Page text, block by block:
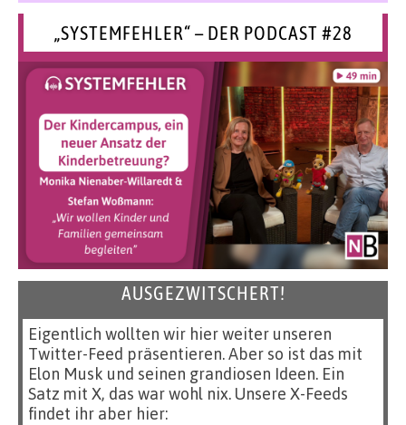
„SYSTEMFEHLER“ – DER PODCAST #28
AUSGEZWITSCHERT!
Eigentlich wollten wir hier weiter unseren
Twitter-Feed präsentieren. Aber so ist das mit
Elon Musk und seinen grandiosen Ideen. Ein
Satz mit X, das war wohl nix. Unsere X-Feeds
findet ihr aber hier: